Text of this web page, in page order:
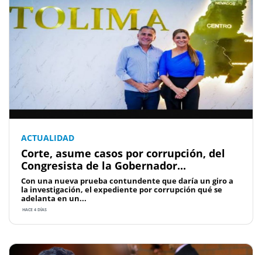
ACTUALIDAD
Corte, asume casos por corrupción, del
Congresista de la Gobernador...
Con una nueva prueba contundente que daría un giro a
la investigación, el expediente por corrupción qué se
adelanta en un...
HACE 4 DÍAS